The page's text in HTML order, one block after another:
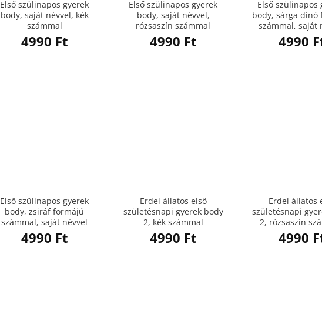
Első szülinapos gyerek
body, saját névvel, kék
számmal
4990 Ft
Első szülinapos gyerek
body, saját névvel,
rózsaszín számmal
4990 Ft
Első szülinapos
body, sárga dínó
számmal, saját
4990
Első szülinapos gyerek
body, zsiráf formájú
számmal, saját névvel
4990 Ft
Erdei állatos első
születésnapi gyerek body
2, kék számmal
4990 Ft
Erdei állatos
születésnapi
2, rózsaszín
4990